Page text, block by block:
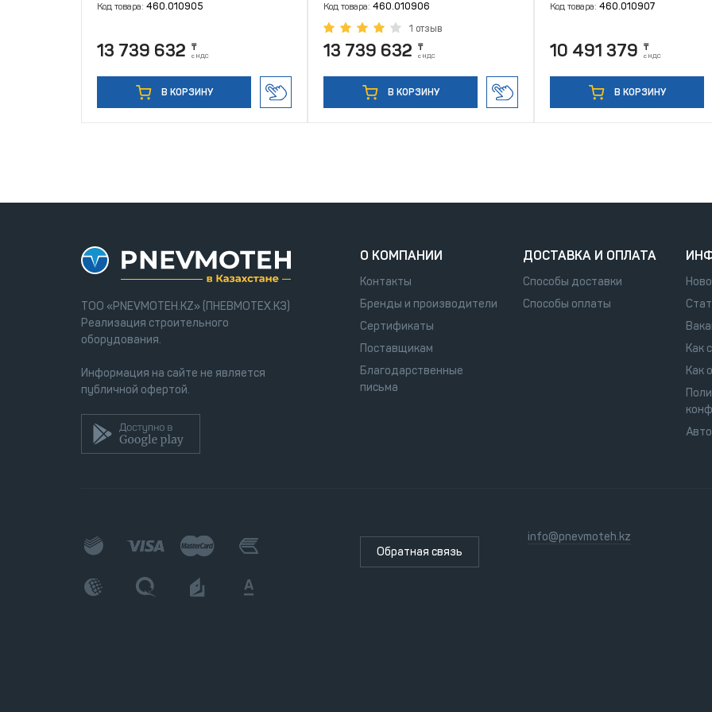
Код товара: 460.010905
13 739 632 ₸
с НДС
В КОРЗИНУ
Код товара: 460.010906
1 отзыв
13 739 632 ₸
с НДС
В КОРЗИНУ
Код товара: 460.010907
10 491 379 ₸
с НДС
В КОРЗИНУ
ТОО «PNEVMOTEH.KZ» (ПНЕВМОТЕХ.КЗ)
Реализация строительного
оборудования.
Информация на сайте не является
публичной офертой.
О КОМПАНИИ
Контакты
Бренды и производители
Сертификаты
Поставщикам
Благодарственные
письма
ДОСТАВКА И ОПЛАТА
Способы доставки
Способы оплаты
Как
Как
Обратная связь
info@pnevmoteh.kz